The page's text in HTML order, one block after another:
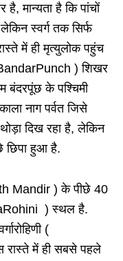
मान्यता है कि पांचों
स्वर्ग तक सिर्फ
में ही मृत्युलोक पहुंच
) शिखर
बंदरपूंछ के पश्चिमी
नाग पर्वत जिसे
दिख रहा है, लेकिन
छिपा हुआ है.
Mandir ) के पीछे 40
) स्थल है.
(
में ही सबसे पहले